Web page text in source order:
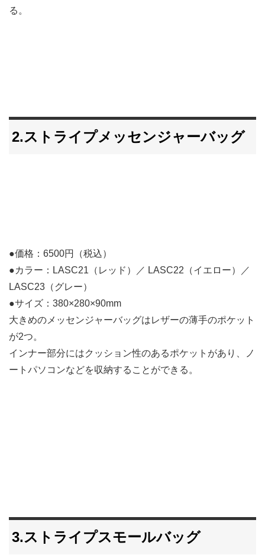
る。
2.ストライプメッセンジャーバッグ
●価格：6500円（税込）
●カラー：LASC21（レッド）／ LASC22（イエロー）／
LASC23（グレー）
●サイズ：380×280×90mm
大きめのメッセンジャーバッグはレザーの薄手のポケット
が2つ。
インナー部分にはクッション性のあるポケットがあり、ノ
ートパソコンなどを収納することができる。
3.ストライプスモールバッグ